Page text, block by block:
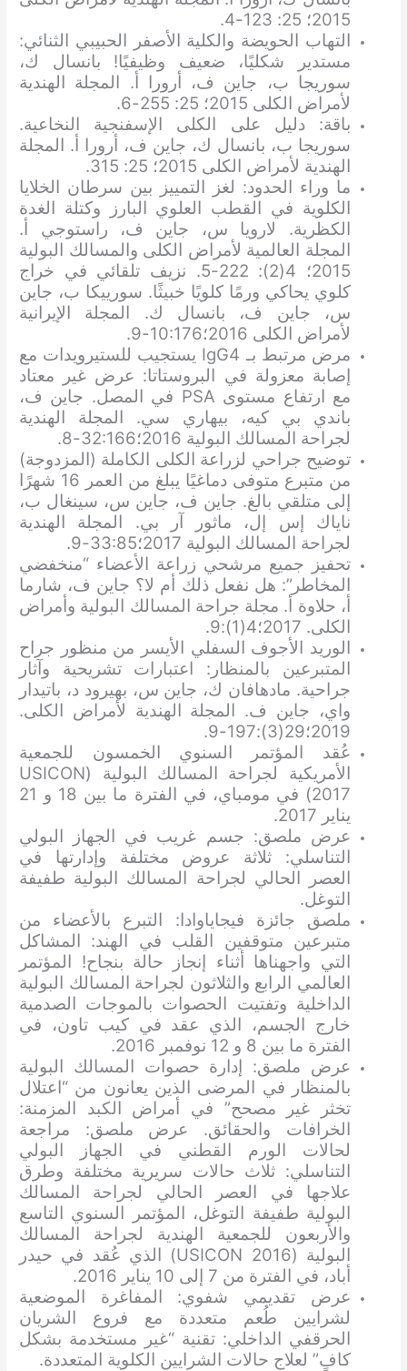
2015؛ 25: 123-4.
التهاب الحويضة والكلية الأصفر الحبيبي الثنائي:
مستدير شكليًا، ضعيف وظيفيًا! بانسال ك،
سوريجا ب، جاين ف، أرورا أ. المجلة الهندية
لأمراض الكلى 2015؛ 25: 255-6.
باقة: دليل على الكلى الإسفنجية النخاعية.
سوريجا ب، بانسال ك، جاين ف، أرورا أ. المجلة
الهندية لأمراض الكلى 2015؛ 25: 315.
ما وراء الحدود: لغز التمييز بين سرطان الخلايا
الكلوية في القطب العلوي البارز وكتلة الغدة
الكظرية. لارويا س، جاين ف، راستوجي أ.
المجلة العالمية لأمراض الكلى والمسالك البولية
2015؛ 4(2): 222-5. نزيف تلقائي في خراج
كلوي يحاكي ورمًا كلويًا خبيثًا. سورييكا ب، جاين
س، جاين ف، بانسال ك. المجلة الإيرانية
لأمراض الكلى 2016؛10:176-9.
مرض مرتبط بـ IgG4 يستجيب للستيرويدات مع
إصابة معزولة في البروستاتا: عرض غير معتاد
مع ارتفاع مستوى PSA في المصل. جاين ف،
باندي بي كيه، بيهاري سي. المجلة الهندية
لجراحة المسالك البولية 2016؛32:166-8.
توضيح جراحي لزراعة الكلى الكاملة (المزدوجة)
من متبرع متوفى دماغيًا يبلغ من العمر 16 شهرًا
إلى متلقي بالغ. جاين ف، جاين س، سينغال ب،
ناياك إس إل، ماثور آر بي. المجلة الهندية
لجراحة المسالك البولية 2017؛33:85-9.
تحفيز جميع مرشحي زراعة الأعضاء “منخفضي
المخاطر”: هل نفعل ذلك أم لا؟ جاين ف، شارما
أ، حلاوة أ. مجلة جراحة المسالك البولية وأمراض
الكلى. 2017؛4(1):9.
الوريد الأجوف السفلي الأيسر من منظور جراح
المتبرعين بالمنظار: اعتبارات تشريحية وآثار
جراحية. مادهافان ك، جاين س، بهيرود د، باتيدار
واي، جاين ف. المجلة الهندية لأمراض الكلى.
2019؛29(3):197-9.
عُقد المؤتمر السنوي الخمسون للجمعية
الأمريكية لجراحة المسالك البولية (USICON
2017) في مومباي، في الفترة ما بين 18 و 21
يناير 2017.
عرض ملصق: جسم غريب في الجهاز البولي
التناسلي: ثلاثة عروض مختلفة وإدارتها في
العصر الحالي لجراحة المسالك البولية طفيفة
التوغل.
ملصق جائزة فيجاياوادا: التبرع بالأعضاء من
متبرعين متوقفين القلب في الهند: المشاكل
التي واجهناها أثناء إنجاز حالة بنجاح! المؤتمر
العالمي الرابع والثلاثون لجراحة المسالك البولية
الداخلية وتفتيت الحصوات بالموجات الصدمية
خارج الجسم، الذي عقد في كيب تاون، في
الفترة ما بين 8 و 12 نوفمبر 2016.
عرض ملصق: إدارة حصوات المسالك البولية
بالمنظار في المرضى الذين يعانون من “اعتلال
تخثر غير مصحح” في أمراض الكبد المزمنة:
الخرافات والحقائق. عرض ملصق: مراجعة
لحالات الورم القطني في الجهاز البولي
التناسلي: ثلاث حالات سريرية مختلفة وطرق
علاجها في العصر الحالي لجراحة المسالك
البولية طفيفة التوغل، المؤتمر السنوي التاسع
والأربعون للجمعية الهندية لجراحة المسالك
البولية (USICON 2016) الذي عُقد في حيدر
أباد، في الفترة من 7 إلى 10 يناير 2016.
عرض تقديمي شفوي: المفاغرة الموضعية
لشرايين طُعم متعددة مع فروع الشريان
الحرقفي الداخلي: تقنية “غير مستخدمة بشكل
كافٍ” لعلاج حالات الشرايين الكلوية المتعددة.